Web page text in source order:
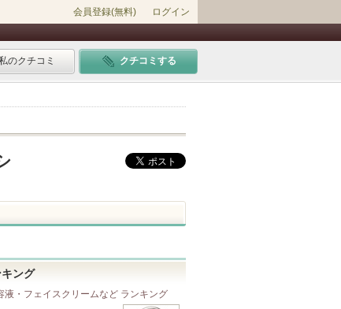
会員登録(無料) ログイン
のクチコミ クチコミする
ング
液・フェイスクリームなど ランキング